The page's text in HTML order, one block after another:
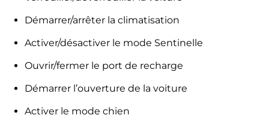
Démarrer/arrêter la climatisation
Activer/désactiver le mode Sentinelle
Ouvrir/fermer le port de recharge
Démarrer l’ouverture de la voiture
Activer le mode chien